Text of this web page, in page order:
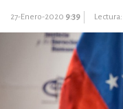
27-Enero-2020 9:39 Lectura: